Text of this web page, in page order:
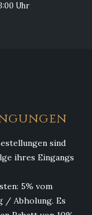
Uhr
sind
ihres Eingangs
5% vom
/ Abholung. Es